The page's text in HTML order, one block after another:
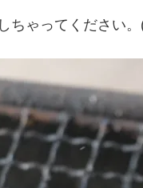
ちゃってください。